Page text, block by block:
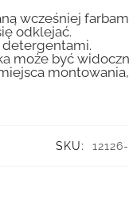
wcześniej
odklejać.
może być
SKU: